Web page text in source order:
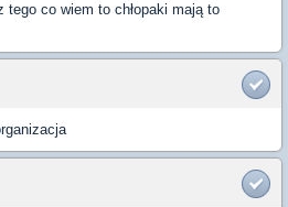
tego co wiem to chłopaki mają to